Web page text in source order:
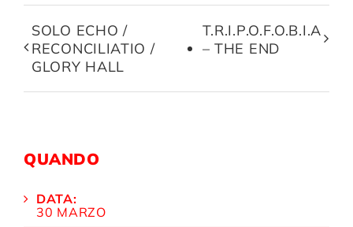
SOLO ECHO /
RECONCILIATIO /
GLORY HALL
T.R.I.P.O.F.O.B.I.A
– THE END
QUANDO
DATA:
30 MARZO